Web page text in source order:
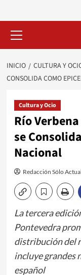
principal
INICIO CULTURA Y
CONSOLIDA COMO
Cultura y Ocio
Río
se
Nacional
Redacción Sólo
La tercera
Pontevedra
distribución del
incluye grandes
español